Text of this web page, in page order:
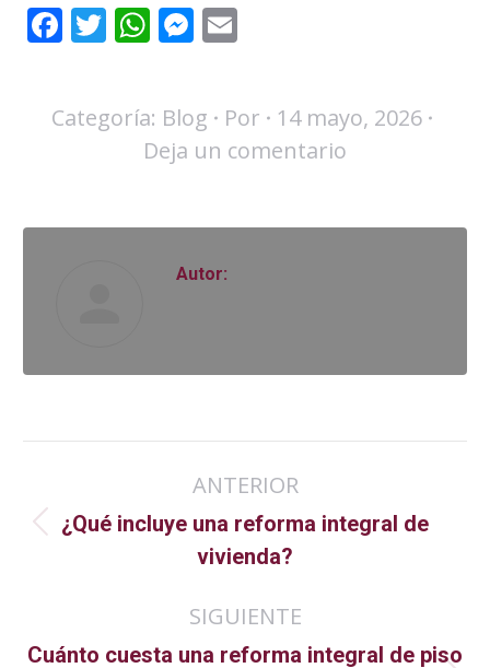
Facebook
Twitter
WhatsApp
Messenger
Categoría: Blog Por
14 mayo, 2026
Deja un comentario
Autor:
entre
publicaciones
ANTERIOR
Publicación
anterior:
¿Qué incluye una reforma integral de
vivienda?
SIGUIENTE
Cuánto cuesta una reforma integral de piso